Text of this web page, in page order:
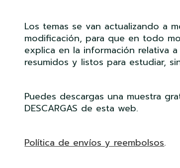
Los temas se van actualizando a
modificación, para que en todo
explica en la información relativa
resumidos y listos para estudiar,
Puedes descargas una muestra
DESCARGAS de esta web.
Política de envíos y reembolsos.